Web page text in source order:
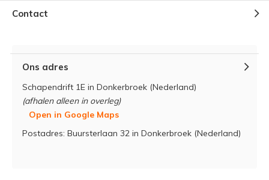
Contact
Ons adres
Schapendrift 1E in Donkerbroek (Nederland)
(afhalen alleen in overleg)
Open in Google Maps
Postadres: Buursterlaan 32 in Donkerbroek (Nederland)